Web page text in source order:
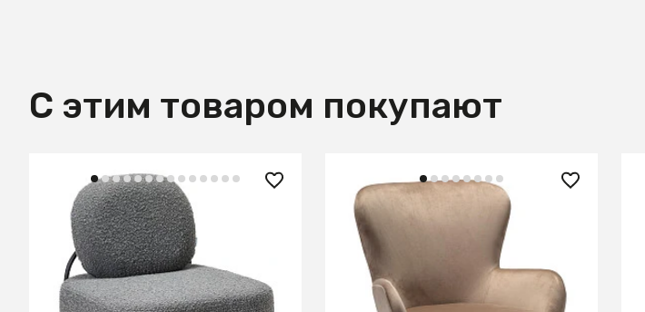
С этим товаром покупают
37 800 ₽
Кресло Gawaii Dark grey
31 400 ₽
Кресло Дижон Beige